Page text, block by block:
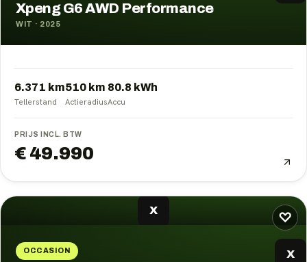
Xpeng G6 AWD Performance
WIT · 2025
6.371 km
Tellerstand
510 km
Actieradius
80.8 kWh
Accu
PRIJS INCL. BTW
€ 49.990
♡
X
OCCASION X